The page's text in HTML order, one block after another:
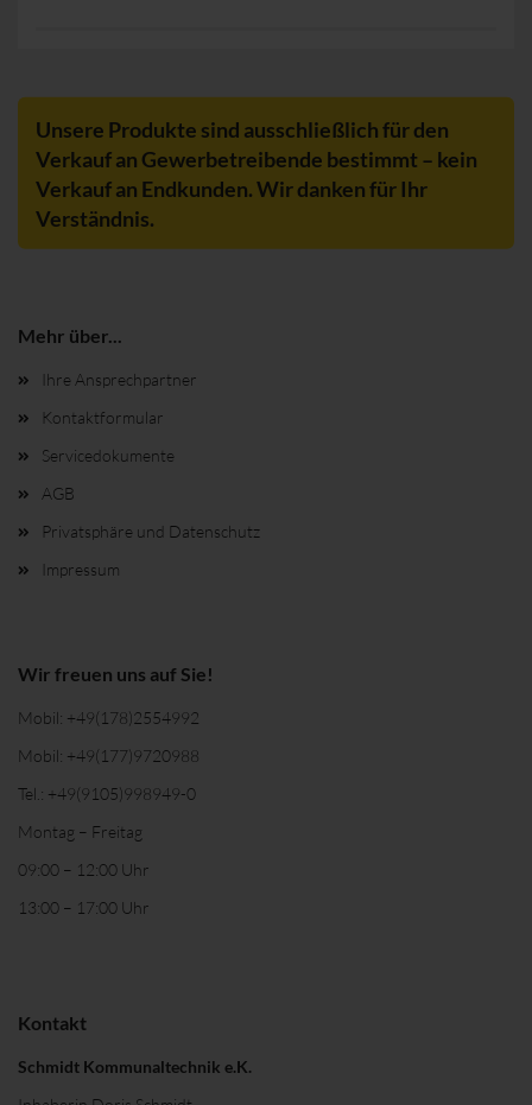
Unsere Produkte sind ausschließlich für den
Verkauf an Gewerbetreibende bestimmt – kein
Verkauf an Endkunden. Wir danken für Ihr
Verständnis.
Mehr über...
Ihre Ansprechpartner
Kontaktformular
Servicedokumente
AGB
Privatsphäre und Datenschutz
Impressum
Wir freuen uns auf Sie!
Mobil: +49(178)2554992
Mobil: +49(177)9720988
Tel.: +49(9105)998949-0
Montag – Freitag
09:00 – 12:00 Uhr
13:00 – 17:00 Uhr
Kontakt
Schmidt Kommunaltechnik e.K.